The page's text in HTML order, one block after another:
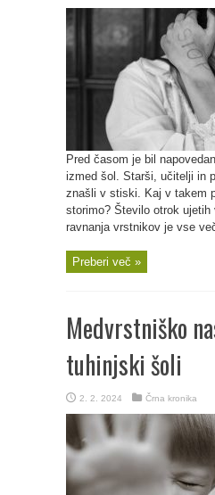
Pred časom je bil
izmed šol. Starši, učitelji in
znašli v stiski. Kaj v takem
storimo? Število otrok ujetih
ravnanja vrstnikov je vse
Preberi več »
Medvrstniško
tuhinjski šoli
2. 2. 2024 Črna kronika